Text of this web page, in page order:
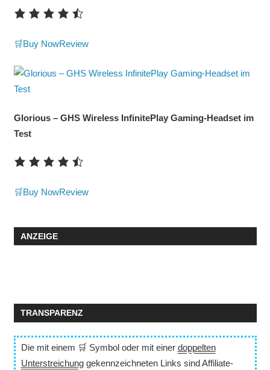
🛒Buy NowReview
Glorious – GHS Wireless InfinitePlay Gaming-Headset im
Test
🛒Buy NowReview
ANZEIGE
TRANSPARENZ
Die mit einem 🛒 Symbol oder mit einer doppelten
Unterstreichunggekennzeichneten Links sind Affiliate-